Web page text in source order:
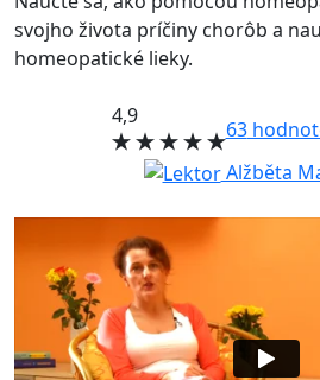
svojho života príčiny chorôb a
homeopatické lieky.
4,9
63
Alžběta